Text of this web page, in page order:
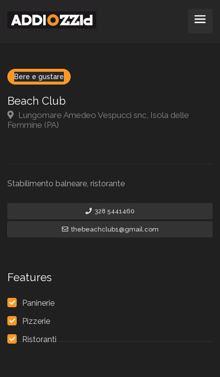
Bere e gustare
Beach Club
Lungomare Amedeo Vespucci snc, Isola delle
Femmine (PA)
Stabilimento balneare, ristorante
328 5441460
thebeachclub1@gmail.com
Features
Paninerie
Pizzerie
Ristoranti